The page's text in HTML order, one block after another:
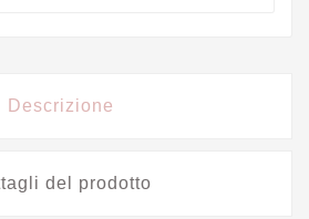
Descrizione
del prodotto